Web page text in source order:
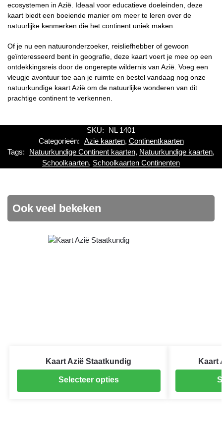
ecosystemen in Azië. Ideaal voor educatieve doeleinden, deze
kaart biedt een boeiende manier om meer te leren over de
natuurlijke kenmerken die het continent uniek maken.
Of je nu een natuuronderzoeker, reisliefhebber of gewoon
geïnteresseerd bent in geografie, deze kaart voert je mee op een
ontdekkingsreis door de ongerepte wildernis van Azië. Voeg een
vleugje avontuur toe aan je ruimte en bestel vandaag nog onze
natuurkundige kaart Azië om de natuurlijke wonderen van dit
prachtige continent te verkennen.
SKU:
NL 1401
Categorieën: Azie kaarten, Continentkaarten
Tags:
Natuurkundige Continent kaarten, Natuurkundige kaarten,
Schoolkaarten, Schoolkaarten Continenten
Ook veel bekeken
Kaart Azië Staatkundig
Selecteer opties
Kaart